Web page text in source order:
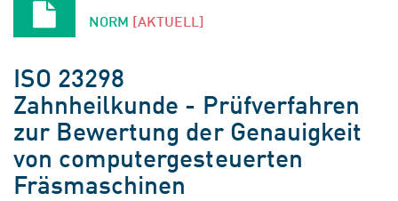
NORM [AKTUELL]
ISO 23298
Zahnheilkunde - Prüfverfahren
zur Bewertung der Genauigkeit
von computergesteuerten
Fräsmaschinen